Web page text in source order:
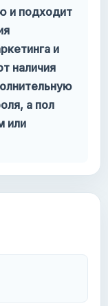
и подходит
и
наличия
а пол
или